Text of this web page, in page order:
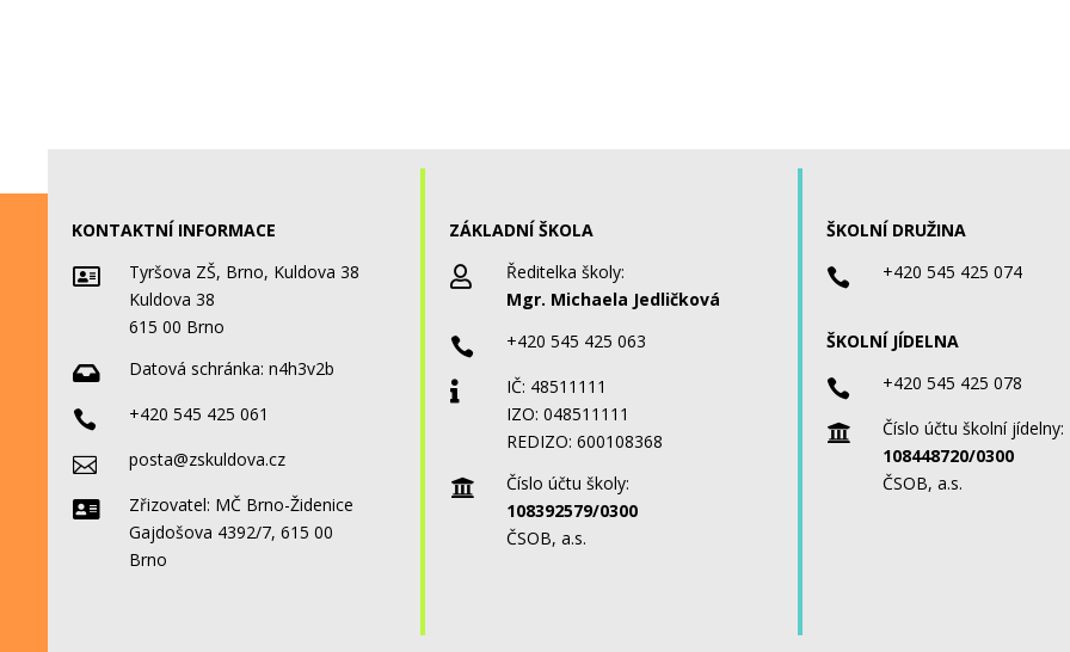
KONTAKTNÍ INFORMACE

Tyršova ZŠ, Brno, Kuldova 38
Kuldova 38
615 00 Brno
 Datová schránka: n4h3v2b
 +420 545 425 061
 posta@zskuldova.cz

Zřizovatel: MČ Brno-Židenice
Gajdošova 4392/7, 615 00
Brno
ZÁKLADNÍ ŠKOLA

Ředitelka školy:
Mgr. Michaela Jedličková
 +420 545 425 063

IČ: 48511111
IZO: 048511111
REDIZO: 600108368

Číslo účtu školy:
108392579/0300
ČSOB, a.s.
ŠKOLNÍ DRUŽINA
 +420 545 425 074
ŠKOLNÍ JÍDELNA
 +420 545 425 078

Číslo účtu školní jídelny:
108448720/0300
ČSOB, a.s.